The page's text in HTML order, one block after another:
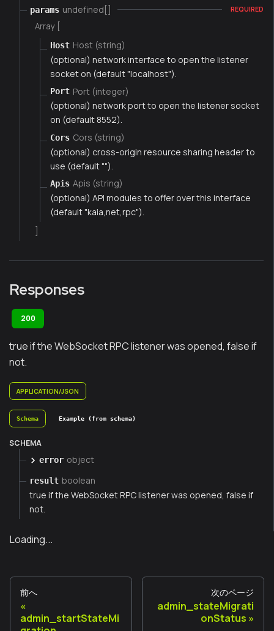
params undefined[] REQUIRED
Array [
Host Host (string)
(optional) network interface to open the listener
socket on (default "localhost").
Port Port (integer)
(optional) network port to open the listener socket
on (default 8552).
Cors Cors (string)
(optional) cross-origin resource sharing header to
use (default "").
Apis Apis (string)
(optional) API modules to offer over this interface
(default "kaia,net,rpc").
Responses
200
true if the WebSocket RPC listener was opened, false if
not.
APPLICATION/JSON
Schema Example (from schema)
SCHEMA
error object
result boolean
true if the WebSocket RPC listener was opened, false if
not.
Loading...
前へ
admin_startStateMi
次のページ
admin_stateMigrati
onStatus